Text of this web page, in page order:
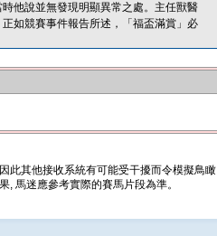
他說並無發現明顯異常之處。主任獸醫
如競賽事件報告所述，「福盃滿賞」必
此其他接收系統有可能受干擾而令模擬鳥瞰
馬迷應參考實際的賽馬片段為準。